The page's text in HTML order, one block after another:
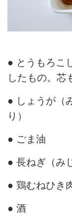
● とうもろこ
したもの。芯
● しょうが（
り）
● ごま油
● 長ねぎ（み
● 鶏むねひき
● 酒